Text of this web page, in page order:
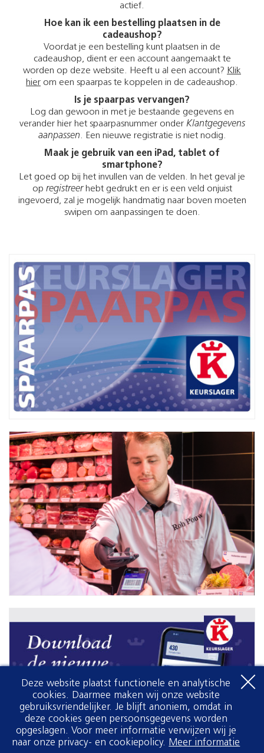
actief.
Hoe kan ik een bestelling plaatsen in de
cadeaushop?
Voordat je een bestelling kunt plaatsen in de
cadeaushop, dient er een account aangemaakt te
worden op deze website. Heeft u al een account? Klik
hier om een spaarpas te koppelen in de cadeaushop.
Is je spaarpas vervangen?
Log dan gewoon in met je bestaande gegevens en
verander hier het spaarpasnummer onder Klantgegevens
aanpassen. Een nieuwe registratie is niet nodig.
Maak je gebruik van een iPad, tablet of
smartphone?
Let goed op bij het invullen van de velden. In het geval je
op registreerhebt gedrukt en er is een veld onjuist
ingevoerd, zal je mogelijk handmatig naar boven moeten
swipen om aanpassingen te doen.
Deze website plaatst functionele en analytische
cookies. Daarmee maken wij onze website
gebruiksvriendelijker. Je blijft anoniem, omdat in
deze cookies geen persoonsgegevens worden
opgeslagen. Voor meer informatie verwijzen wij je
naar onze privacy- en cookiepolicy. Meer informatie